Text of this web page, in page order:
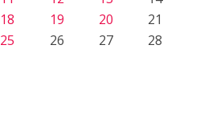
18 19 20
21
25 26 27
28